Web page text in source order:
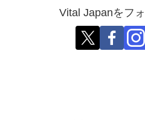
Vital Japanをフ